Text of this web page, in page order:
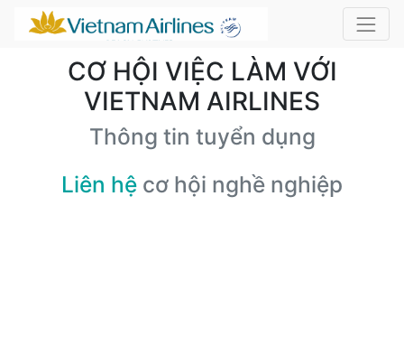
CƠ HỘI VIỆC LÀM VỚI
VIETNAM AIRLINES
Thông tin tuyển dụng
Liên hệ cơ hội nghề nghiệp